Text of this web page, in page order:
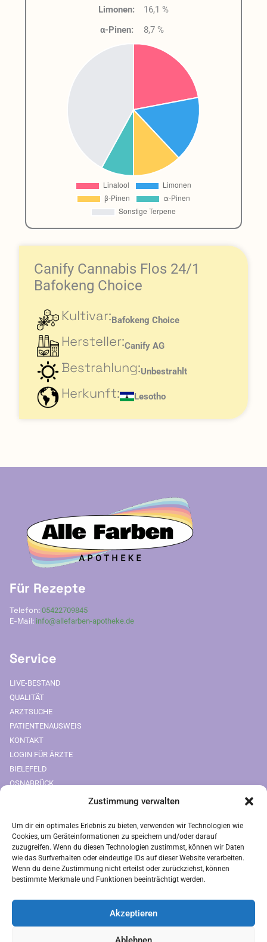
Zustimmung verwalten
Um dir ein optimales Erlebnis zu bieten, verwenden wir Technologien wie
Cookies, um Geräteinformationen zu speichern und/oder darauf
zuzugreifen. Wenn du diesen Technologien zustimmst, können wir Daten
wie das Surfverhalten oder eindeutige IDs auf dieser Website verarbeiten.
Wenn du deine Zustimmung nicht erteilst oder zurückziehst, können
bestimmte Merkmale und Funktionen beeinträchtigt werden.
Akzeptieren
Limonen:
16,1 %
α-Pinen:
8,7 %
Canify Cannabis Flos 24/1
Bafokeng Choice
Kultivar:Bafokeng Choice
Hersteller:Canify AG
Bestrahlung:Unbestrahlt
Herkunft: Lesotho
Für Rezepte
Telefon: 05422709845
E-Mail: info@allefarben-apotheke.de
Service
LIVE-BESTAND
QUALITÄT
ARZTSUCHE
PATIENTENAUSWEIS
KONTAKT
LOGIN FÜR ÄRZTE
BIELEFELD
OSNABRÜCK
FREIUMSCHLAG AUSDRUCKEN
Rechtliches
AGB
VERSANDARTEN